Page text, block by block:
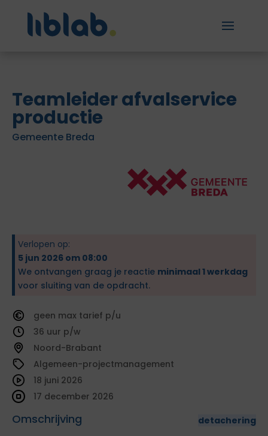
Teamleider afvalservice
productie
Gemeente Breda
Verlopen op:
5 jun 2026 om 08:00
We ontvangen graag je reactie minimaal 1 werkdag
voor sluiting van de opdracht.
geen
tarief
36
Noord-Brabant
Algemeen-projectmanagement
Omschrijving detachering
18 juni 2026
17 december 2026